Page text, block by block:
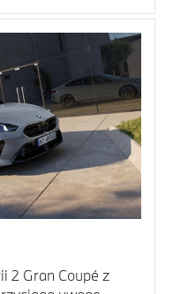
2 Gran Coupé z